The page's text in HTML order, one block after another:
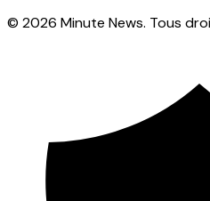
© 2026 Minute News. Tous